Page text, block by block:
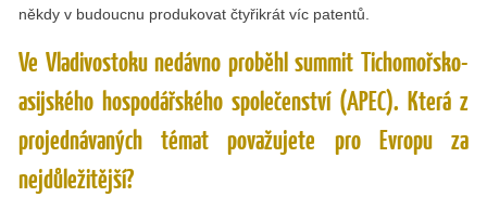
někdy v budoucnu produkovat čtyřikrát víc patentů.
Ve Vladivostoku nedávno proběhl summit Tichomořsko-
asijského hospodářského společenství (APEC). Která z
projednávaných témat považujete pro Evropu za
nejdůležitější?